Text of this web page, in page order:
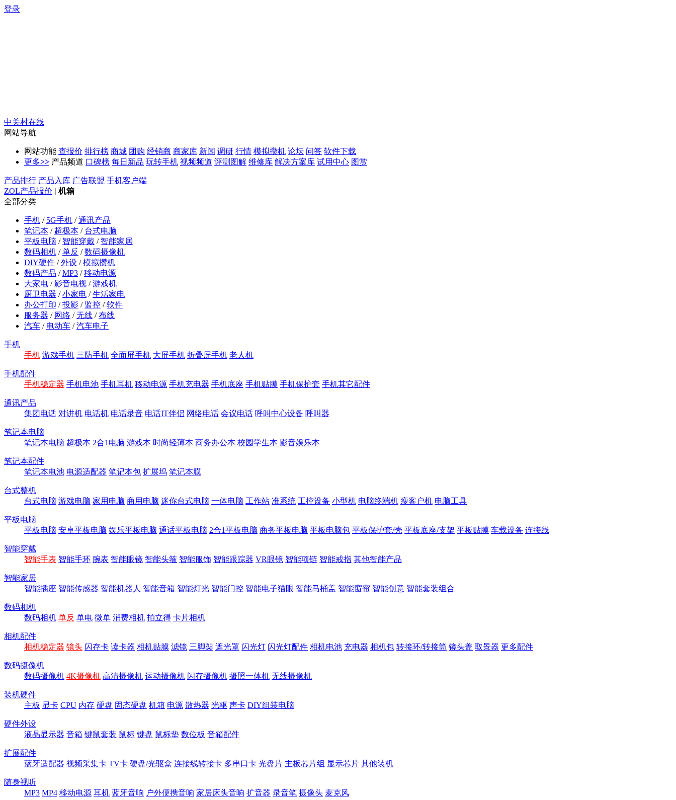
登录
中关村在线
网站导航
网站功能 查报价 排行榜 商城 团购 经销商 商家库 新闻 调研 行情 模拟攒机 论坛 问答 软件下载
更多>> 产品频道 口碑榜 每日新品 玩转手机 视频频道 评测图解 维修库 解决方案库 试用中心 图赏
产品排行 产品入库 广告联盟 手机客户端
ZOL产品报价 | 机箱
全部分类
手机 / 5G手机 /通讯产品
笔记本 / 超极本 / 台式电脑
平板电脑 / 智能穿戴 / 智能家居
数码相机 /单反 /数码摄像机
DIY硬件 /外设 /模拟攒机
数码产品 /MP3 /移动电源
大家电 /影音电视 /游戏机
厨卫电器 /小家电 /生活家电
办公打印 /投影 / 监控 /软件
服务器 / 网络 /无线 /布线
汽车 / 电动车 /汽车电子
手机
手机 游戏手机 三防手机 全面屏手机 大屏手机 折叠屏手机 老人机
手机配件
手机稳定器 手机电池 手机耳机 移动电源 手机充电器 手机底座 手机贴膜 手机保护套 手机其它配件
通讯产品
集团电话 对讲机 电话机 电话录音 电话IT伴侣 网络电话 会议电话 呼叫中心设备 呼叫器
笔记本电脑
笔记本电脑 超极本 2合1电脑 游戏本 时尚轻薄本 商务办公本 校园学生本 影音娱乐本
笔记本配件
笔记本电池 电源适配器 笔记本包 扩展坞 笔记本膜
台式整机
台式电脑 游戏电脑 家用电脑 商用电脑 迷你台式电脑 一体电脑 工作站 准系统 工控设备 小型机 电脑终端机 瘦客户机 电脑工具
平板电脑
平板电脑 安卓平板电脑 娱乐平板电脑 通话平板电脑 2合1平板电脑 商务平板电脑 平板电脑包 平板保护套/壳 平板底座/支架 平板贴膜 车载设备 连接线
智能穿戴
智能手表 智能手环 腕表 智能眼镜 智能头箍 智能服饰 智能跟踪器 VR眼镜 智能项链 智能戒指 其他智能产品
智能家居
智能插座 智能传感器 智能机器人 智能音箱 智能灯光 智能门控 智能电子猫眼 智能马桶盖 智能窗帘 智能创意 智能套装组合
数码相机
数码相机 单反 单电 微单 消费相机 拍立得 卡片相机
相机配件
相机稳定器 镜头 闪存卡 读卡器 相机贴膜 滤镜 三脚架 遮光罩 闪光灯 闪光灯配件 相机电池 充电器 相机包 转接环/转接筒 镜头盖 取景器 更多配件
数码摄像机
数码摄像机 4K摄像机 高清摄像机 运动摄像机 闪存摄像机 摄照一体机 无线摄像机
装机硬件
主板 显卡 CPU 内存 硬盘 固态硬盘 机箱 电源 散热器 光驱 声卡 DIY组装电脑
硬件外设
液晶显示器 音箱 键鼠套装 鼠标 键盘 鼠标垫 数位板 音箱配件
扩展配件
蓝牙适配器 视频采集卡 TV卡 硬盘/光驱盒 连接线转接卡 多串口卡 光盘片 主板芯片组 显示芯片 其他装机
随身视听
MP3 MP4 移动电源 耳机 蓝牙音响 户外便携音响 家居床头音响 扩音器 录音笔 摄像头 麦克风